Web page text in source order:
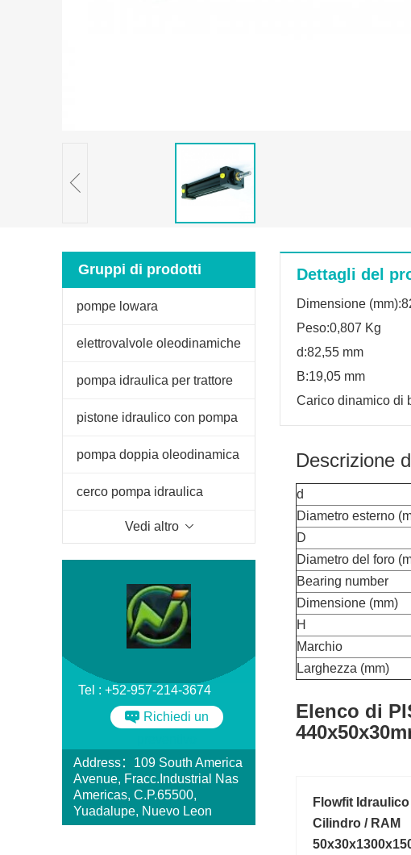
Gruppi di prodotti
pompe lowara
elettrovalvole oleodinamiche
pompa idraulica per trattore
fiat
pistone idraulico con pompa
manuale
pompa doppia oleodinamica
per spaccalegna
cerco pompa idraulica
Vedi altro
Tel : +52-957-214-3674
Richiedi un
Address：109 South America
Avenue, Fracc.Industrial Nas
Americas, C.P.65500,
Yuadalupe, Nuevo Leon
Dettagli del
Dimensione
Peso:0,807 Kg
d:82,55 mm
B:19,05 mm
Carico dinamico di
Descrizione
d
Diametro esterno
D
Diametro del foro
Bearing number
Dimensione (mm)
H
Marchio
Larghezza (mm)
Elenco di
Flowfit
Cilindro / RAM